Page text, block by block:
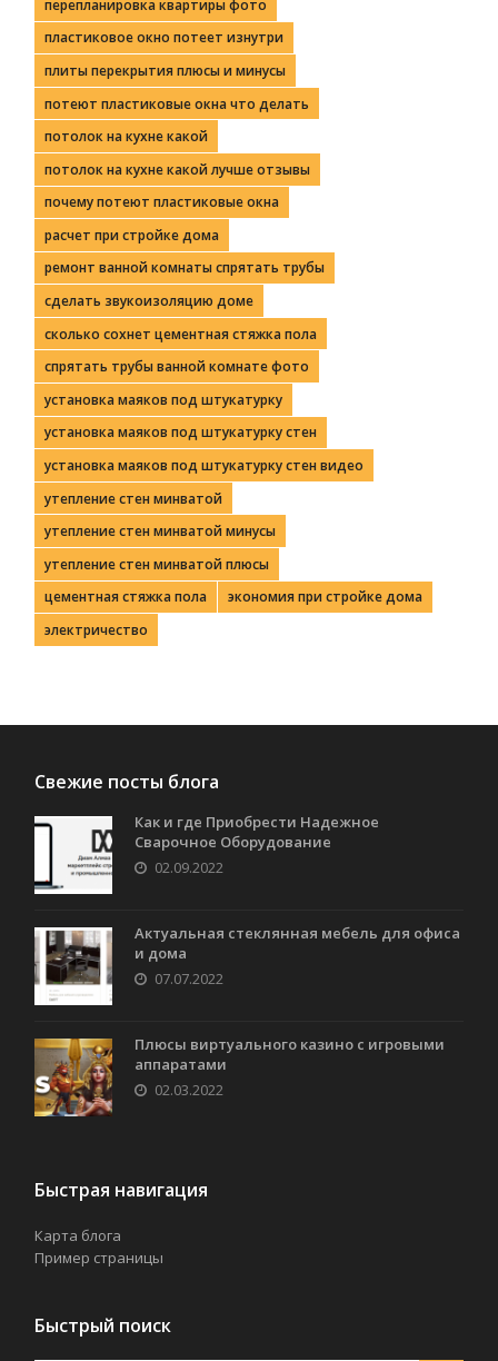
перепланировка квартиры фото
пластиковое окно потеет изнутри
плиты перекрытия плюсы и минусы
потеют пластиковые окна что делать
потолок на кухне какой
потолок на кухне какой лучше отзывы
почему потеют пластиковые окна
расчет при стройке дома
ремонт ванной комнаты спрятать трубы
сделать звукоизоляцию доме
сколько сохнет цементная стяжка пола
спрятать трубы ванной комнате фото
установка маяков под штукатурку
установка маяков под штукатурку стен
установка маяков под штукатурку стен видео
утепление стен минватой
утепление стен минватой минусы
утепление стен минватой плюсы
цементная стяжка пола
экономия при стройке дома
электричество
Свежие посты блога
Как и где Приобрести Надежное
Сварочное Оборудование
02.09.2022
Актуальная стеклянная мебель для офиса
и дома
07.07.2022
Плюсы виртуального казино с игровыми
аппаратами
02.03.2022
Быстрая навигация
Карта блога
Пример страницы
Быстрый поиск